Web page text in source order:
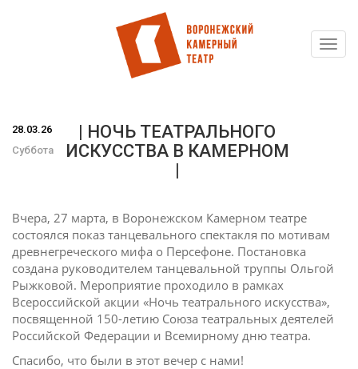
28.03.26
Суббота
| НОЧЬ ТЕАТРАЛЬНОГО
ИСКУССТВА В КАМЕРНОМ
|
Вчера, 27 марта, в Воронежском Камерном театре
состоялся показ танцевального спектакля по мотивам
древнегреческого мифа о Персефоне. Постановка
создана руководителем танцевальной труппы Ольгой
Рыжковой. Мероприятие проходило в рамках
Всероссийской акции «Ночь театрального искусства»,
посвященной 150-летию Союза театральных деятелей
Российской Федерации и Всемирному дню театра.
Спасибо, что были в этот вечер с нами!